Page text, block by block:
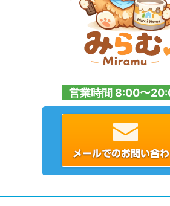
営業時間 8:00〜